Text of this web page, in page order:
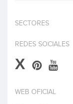
SECTORES
REDES SOCIALES
X
WEB OFICIAL